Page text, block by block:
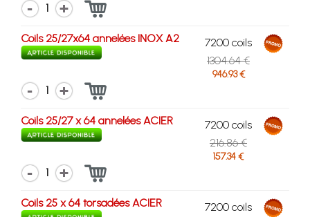
1
Coils 25/27x64 annelées INOX A2
7200 coils
1304.64 €
946.93 €
1
Coils 25/27 x 64 annelées ACIER
7200 coils
216.86 €
157.34 €
1
Coils 25 x 64 torsadées ACIER
7200 coils